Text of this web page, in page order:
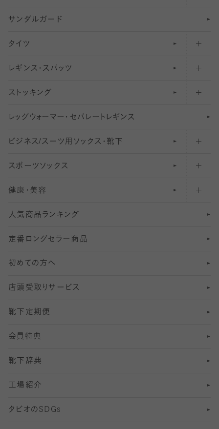
足袋ソックス・靴下
無地・プレーンソックス・靴下
柄ソックス・靴下
スニーカー（くるぶし）用ソックス
アンクル・ショートソックス（くるぶし上）
クルーソックス（ふくらはぎ下）
ハイソックス
オーバーニー・ニーハイソックス
フットカバー・カバーソックス（深め）
フットカバー・カバーソックス（ふつう）
フットカバー・カバーソックス（浅め）
サンダルガード
タイツ
30デニール以下のタイツ（薄手タイツ）
31〜40デニールタイツ
41〜60デニールタイツ
61〜80デニールタイツ
81 〜110デニールタイツ
111〜210デニールタイツ
211デニールタイツ以上（防寒・厚手タイツ）
レギンス・スパッツ
柄レギンス
無地レギンス
レギンスパンツ（レギパン）
マタニティレギンス
5 分丈
6 分丈レギンス
7 分丈 レギンス
8分丈 レギンス
10分丈 レギンス
12分丈レギンス
13分丈レギンス
ストッキング
伝線しにくいストッキング
ショートストッキング
結婚式用ストッキング
美脚ストッキング
オールスルーストッキング
レッ グ ウォー マー ・ セパレー ト レ ギンス
ビジネス/スーツ用 ソックス・靴下
匠シリーズ
フレッシャーズ向けソックス・靴下
冠婚葬祭向けソックス・靴下
スーツカジュアルソックス・靴下
ロングホーズ
スポーツソックス
ランニングソックス・靴下
ゴルフソックス・靴下
サッカー・フットサル用ソックス
ヨガソックス・靴下
スポーツ用レッグウォーマー
SSサイズ（21～23cm）
Sサイズ（22～25cm）
Mサイズ（25～27cm）
Lサイズ（27～29cm）
健康・美容
インナーソックス
加圧・着圧ソックス
冷えとり靴下
着圧・加圧タイツ
むくみ対策
足の疲れ対策
足の臭い対策
冷え対策
靴ずれ対策
人気商品ランキング
定番ロングセラー商品
初めての方へ
店頭受取りサービス
靴下定期便
会員特典
靴下辞典
工場紹介
タビオのSDGs